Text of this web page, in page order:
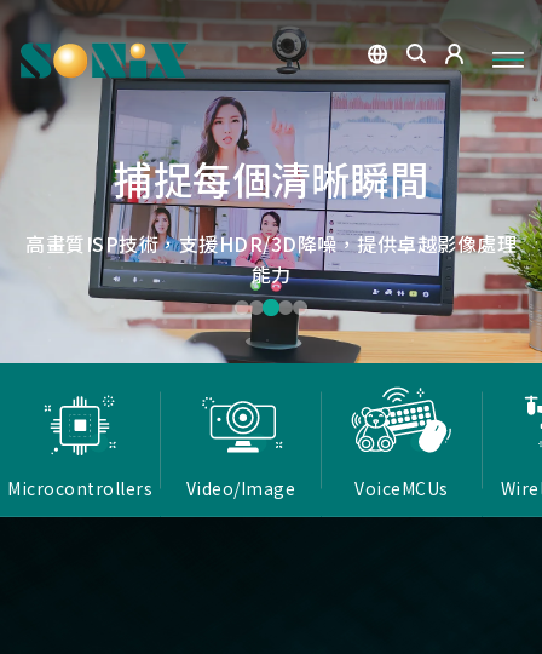
微小核心，巨大力量
松翰MCU：極致效能，智慧應用無所不在
低延遲戰場
Report Rate 性能之巔，松翰電競，掌控每一秒
捕捉每個清晰瞬間
高畫質ISP技術，支援HDR/3D降噪，提供卓越影像處理
能力
點讀魔法，數位學習新體驗
OID光學辨識技術，紙本內容瞬間數位化，開啟互動新篇
章
低延遲，無線視界
確保流暢穩定的影像傳輸
Microcontrollers Video/Image VoiceMCUs